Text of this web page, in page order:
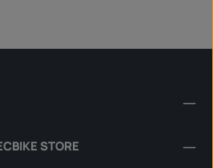
di controllare se questo articolo si
STORE